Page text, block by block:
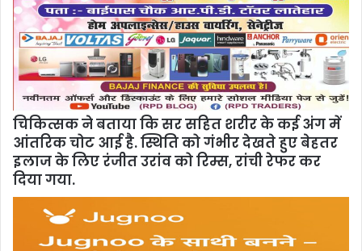
चिकित्सक ने बताया कि सर सहित शरीर के कई अंग में
आंतरिक चोट आई है. स्थिति को गंभीर देखते हुए बेहतर
इलाज के लिए रंजीत उरांव को रिम्स, रांची रेफर कर
दिया गया.